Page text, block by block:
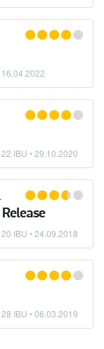
16.04.2022
IBU •29.10.2020
IBU •24.09.2018
IBU •06.03.2019